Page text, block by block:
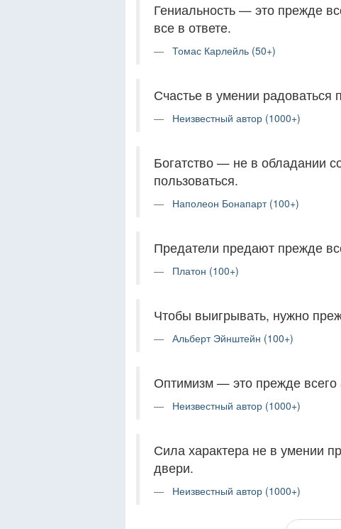
Гениальность — это прежде
все в ответе.
Томас Карлейль (50+)
Счастье в умении
Неизвестный автор (1000+)
Богатство — не в обладании
пользоваться.
Наполеон Бонапарт (100+)
Предатели предают прежде
Платон (100+)
Чтобы выигрывать, нужно
Альберт Эйнштейн (100+)
Оптимизм — это прежде всего
Неизвестный автор (1000+)
Сила характера не в умении
двери.
Неизвестный автор (1000+)